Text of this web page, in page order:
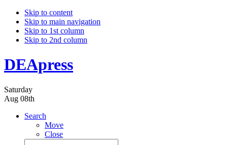
Skip to content
Skip to main navigation
Skip to 1st column
Skip to 2nd column
DEApress
Saturday
Aug 08th
Search
Move
Close